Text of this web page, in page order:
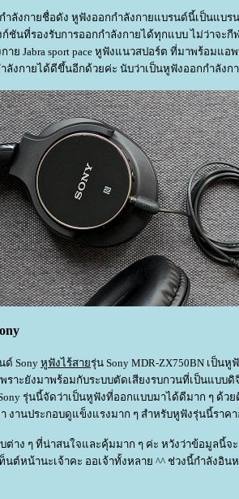
ลังกายชื่อดัง หูฟังออกกำลังกายแบรนด์นี้เป็นแบร
ชันที่รองรับการออกกำลังกายได้ทุกแบบ ไม่ว่าจะกี
าย Jabra sport pace หูฟังแนวสปอร์ต ที่มาพร้อมแ
งกายได้ดีขึ้นอีกด้วยค่ะ นับว่าเป็นหูฟังออกกำลังกา
Sony หูฟังไร้สารุ่น Sony MDR-ZX750BN เป็น
พราะยังมาพร้อมกับระบบตัดเสียงรบกวนที่เป็นแบบ
รุ่นนี้จัดว่าเป็นหูฟังที่ออกแบบมาได้ดีมาก ๆ ด้
งานประกอบดูแข็งแรงมาก ๆ สำหรับหูฟังรุ่นนี้ราค
าง ๆ ที่น่าสนใจและคุ้มมาก ๆ ค่ะ หวังว่าข้อมูลนี้จะ
ต์หน้านะเจ้าคะ ออเจ้าทั้งหลาย ^^ ช่วงนี้กำลังอิน